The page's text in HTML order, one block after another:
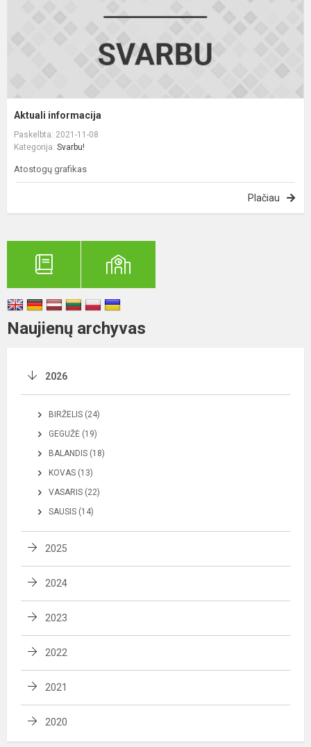
Aktuali informacija
Paskelbta: 2021-11-08
Kategorija: Svarbu!
Atostogų grafikas
Plačiau
Naujienų archyvas
2026
BIRŽELIS (24)
GEGUŽĖ (19)
BALANDIS (18)
KOVAS (13)
VASARIS (22)
SAUSIS (14)
2025
2024
2023
2022
2021
2020